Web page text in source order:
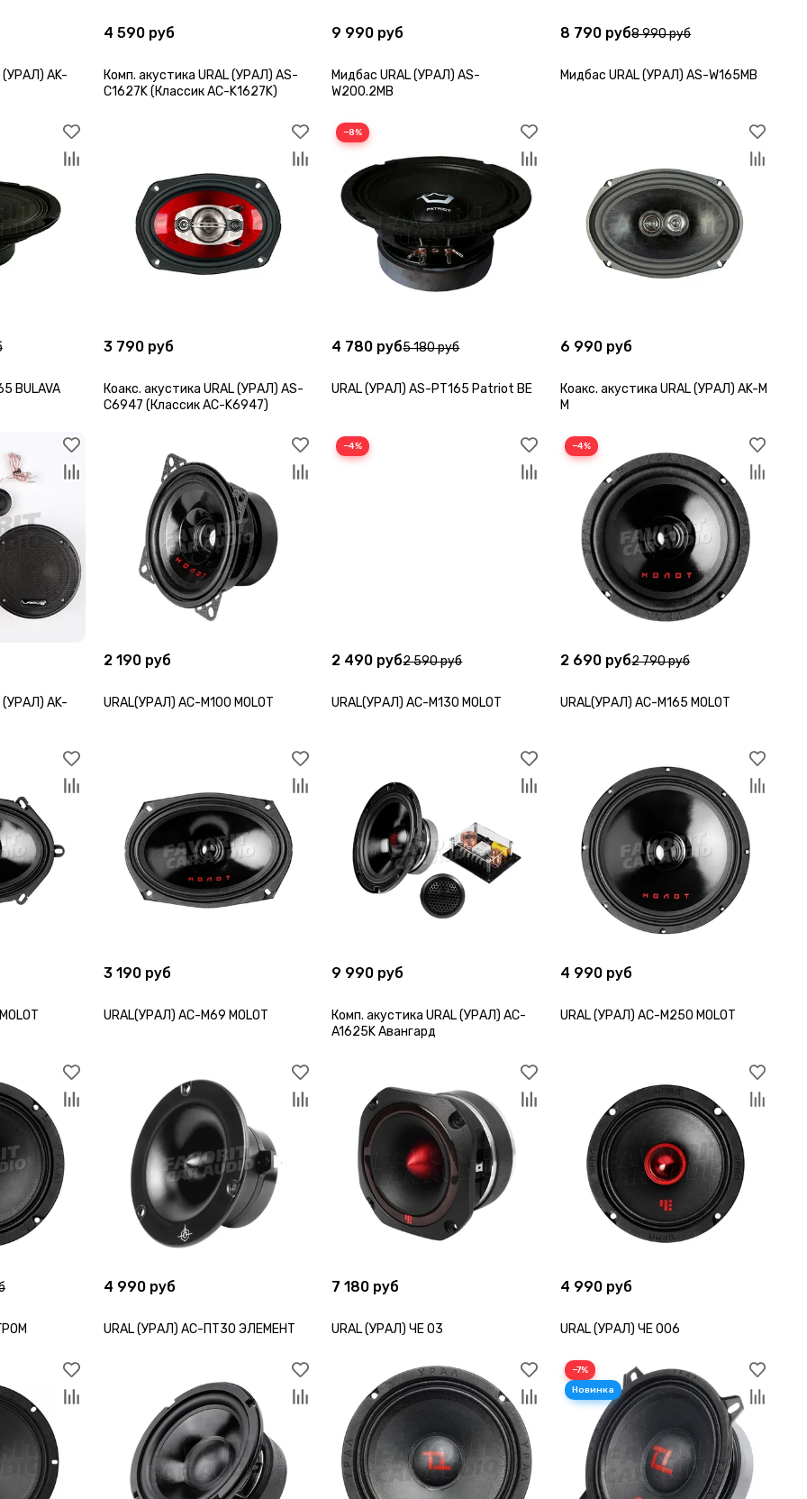
(УРАЛ) AK-
4 590 руб
Комп. акустика URAL (УРАЛ) AS-
C1627K (Классик AC-K1627K)
9 990 руб
Мидбас URAL (УРАЛ) AS-
W200.2MB
8 790 руб8 990 руб
Мидбас URAL (УРАЛ) AS-W165MB
BULAVA
3 790 руб
Коакс. акустика URAL (УРАЛ) AS-
C6947 (Классик AC-K6947)
−8%
4 780 руб5 180 руб
URAL (УРАЛ) AS-PT165 Patriot BE
6 990 руб
Коакс. акустика URAL (УРАЛ) AK-M
M
(УРАЛ) AK-
2 190 руб
URAL(УРАЛ) AC-M100 MOLOT
−4%
2 490 руб2 590 руб
URAL(УРАЛ) AC-M130 MOLOT
−4%
2 690 руб2 790 руб
URAL(УРАЛ) AC-M165 MOLOT
3 190 руб
URAL(УРАЛ) AC-M69 MOLOT
9 990 руб
Комп. акустика URAL (УРАЛ) AC-
A1625K Авангард
4 990 руб
URAL (УРАЛ) AC-M250 MOLOT
4 990 руб
URAL (УРАЛ) АС-ПТ30 ЭЛЕМЕНТ
7 180 руб
URAL (УРАЛ) ЧЕ 03
4 990 руб
URAL (УРАЛ) ЧЕ 006
−7%